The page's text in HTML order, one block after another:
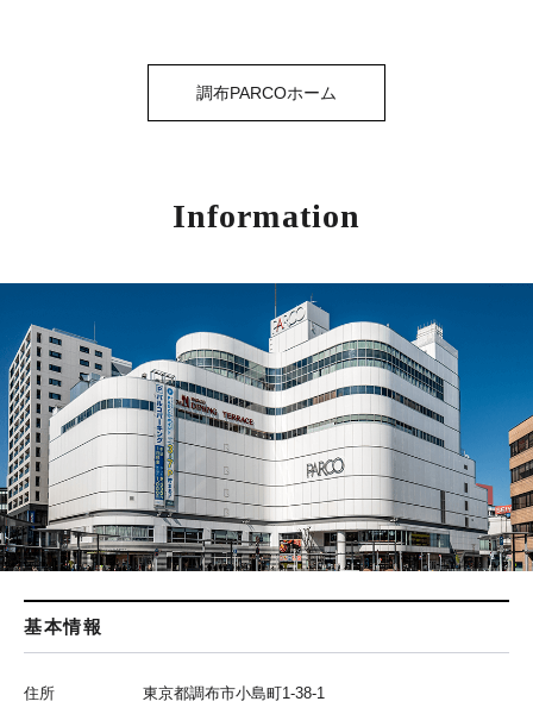
調布PARCOホーム
Information
基本情報
住所 東京都調布市小島町1-38-1